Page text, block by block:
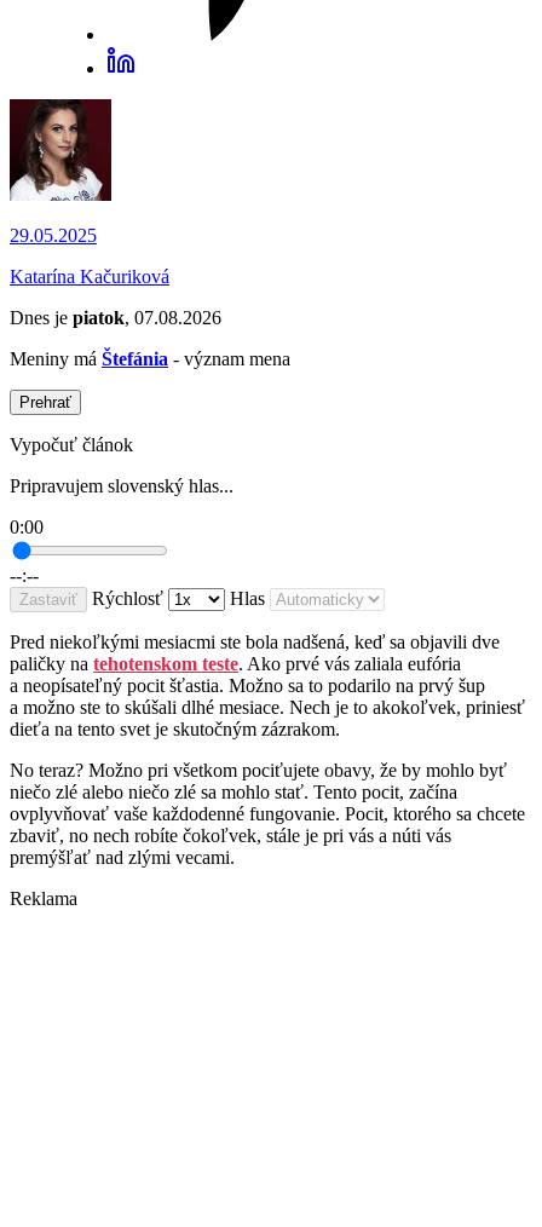
29.05.2025
Katarína Kačuriková
Dnes je piatok, 07.08.2026
Meniny má Štefánia - význam mena
Prehrať
Vypočuť článok
Pripravujem slovenský hlas...
0:00
--:--
Zastaviť Rýchlosť Hlas
Pred niekoľkými mesiacmi ste bola nadšená, keď sa objavili dve
paličky na tehotenskom teste. Ako prvé vás zaliala eufória
a neopísateľný pocit šťastia. Možno sa to podarilo na prvý šup
a možno ste to skúšali dlhé mesiace. Nech je to akokoľvek, priniesť
dieťa na tento svet je skutočným zázrakom.
No teraz? Možno pri všetkom pociťujete obavy, že by mohlo byť
niečo zlé alebo niečo zlé sa mohlo stať. Tento pocit, začína
ovplyvňovať vaše každodenné fungovanie. Pocit, ktorého sa chcete
zbaviť, no nech robíte čokoľvek, stále je pri vás a núti vás
premýšľať nad zlými vecami.
Reklama